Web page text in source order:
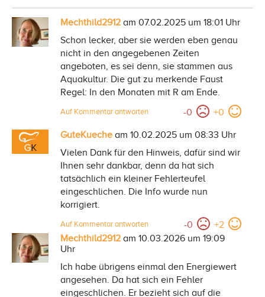
Mechthild2912 am 07.02.2025 um 18:01 Uhr
Schon lecker, aber sie werden eben genau
nicht in den angegebenen Zeiten
angeboten, es sei denn, sie stammen aus
Aquakultur. Die gut zu merkende Faust
Regel: In den Monaten mit R am Ende.
-0 +0
Auf Kommentar antworten
GuteKueche am 10.02.2025 um 08:33 Uhr
Vielen Dank für den Hinweis, dafür sind wir
Ihnen sehr dankbar, denn da hat sich
tatsächlich ein kleiner Fehlerteufel
eingeschlichen. Die Info wurde nun
korrigiert.
-0 +2
Auf Kommentar antworten
Mechthild2912 am 10.03.2026 um 19:09
Uhr
Ich habe übrigens einmal den Energiewert
angesehen. Da hat sich ein Fehler
eingeschlichen. Er bezieht sich auf die